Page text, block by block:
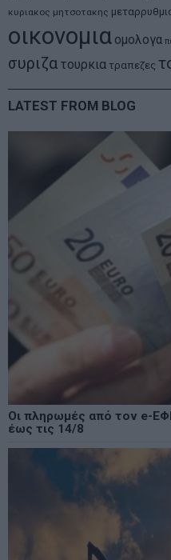
κυριακος μητσοτακης
οικονομια ομολογα
συριζα τουρκια τραπεζες
LATEST FROM BLOG
Οι πληρωμές από τον e-
έως τις 14/8